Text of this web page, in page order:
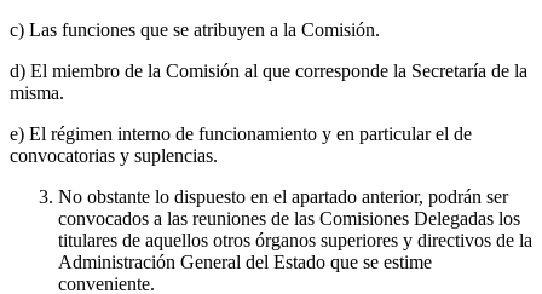
c) Las funciones que se atribuyen a la Comisión.
d) El miembro de la Comisión al que corresponde la Secretaría de la
misma.
e) El régimen interno de funcionamiento y en particular el de
convocatorias y suplencias.
No obstante lo dispuesto en el apartado anterior, podrán ser
convocados a las reuniones de las Comisiones Delegadas los
titulares de aquellos otros órganos superiores y directivos de la
Administración General del Estado que se estime
conveniente.